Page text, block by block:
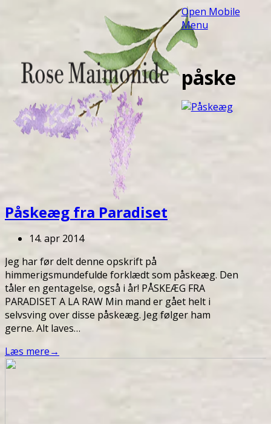
Open Mobile
Menu
påske
Påskeæg fra Paradiset
14. apr 2014
Jeg har før delt denne opskrift på
himmerigsmundefulde forklædt som påskeæg. Den
tåler en gentagelse, også i år! PÅSKEÆG FRA
PARADISET A LA RAW Min mand er gået helt i
selvsving over disse påskeæg. Jeg følger ham
gerne. Alt laves…
Læs mere→